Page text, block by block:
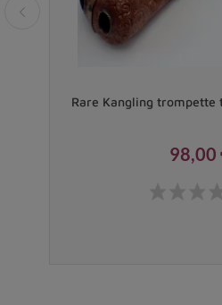
Rare Kangling trompette
98,00